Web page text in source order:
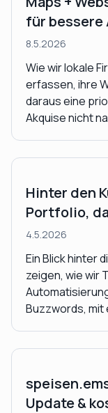
für bessere
8.5.2026
Wie wir lokale
erfassen, ihre
daraus eine
Akquise nicht
Hinter den
Portfolio,
4.5.2026
Ein Blick hinter
zeigen, wie wir
Buzzwords,
Update &